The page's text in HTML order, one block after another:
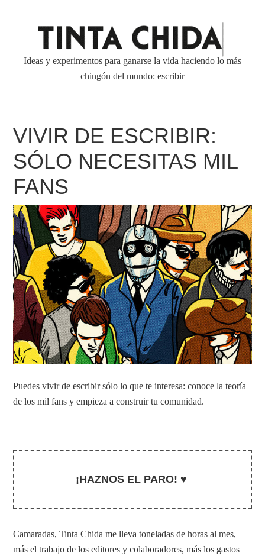
Ideas y experimentos para ganarse la vida haciendo lo más
chingón del mundo: escribir
VIVIR DE ESCRIBIR:
SÓLO NECESITAS MIL
FANS
Puedes vivir de escribir sólo lo que te interesa: conoce la teoría
de los mil fans y empieza a construir tu comunidad.
¡HAZNOS EL PARO! ♥
Camaradas, Tinta Chida me lleva toneladas de horas al mes,
más el trabajo de los editores y colaboradores, más los gastos